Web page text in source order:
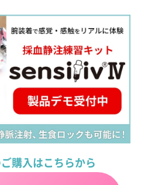
購入はこちらから